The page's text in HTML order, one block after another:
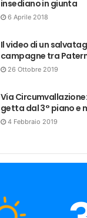
insediano in giunta
6 Aprile 2018
Il video di un
campagne tra
26 Ottobre 2019
Via
getta dal 3° piano e
4 Febbraio 2019